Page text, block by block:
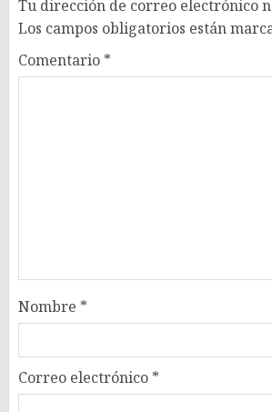
Tu dirección de correo electrónico
Los campos obligatorios están
Comentario *
Nombre *
Correo electrónico *